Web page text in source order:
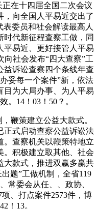
在十四届全国二次会议
，向全国人平易近交出了
表委员和社会解读最高人
代新征程查察工做，同
平易近、更好接管人平易
社会发布“四大查察”工
益诉讼查察四个条线年查
妥每一个案件”新，依法
目为大局办事、为人平易
。14！03！50？。
策建立公益大款式。
正式启动查察公益诉讼法
。查察机关以鞭策特地立
。积极建立取其他、社会
大款式，推进双赢多赢共
题”工做机制，全省119
常委会从任、、政协、
、打点案件2573件，博
！13。